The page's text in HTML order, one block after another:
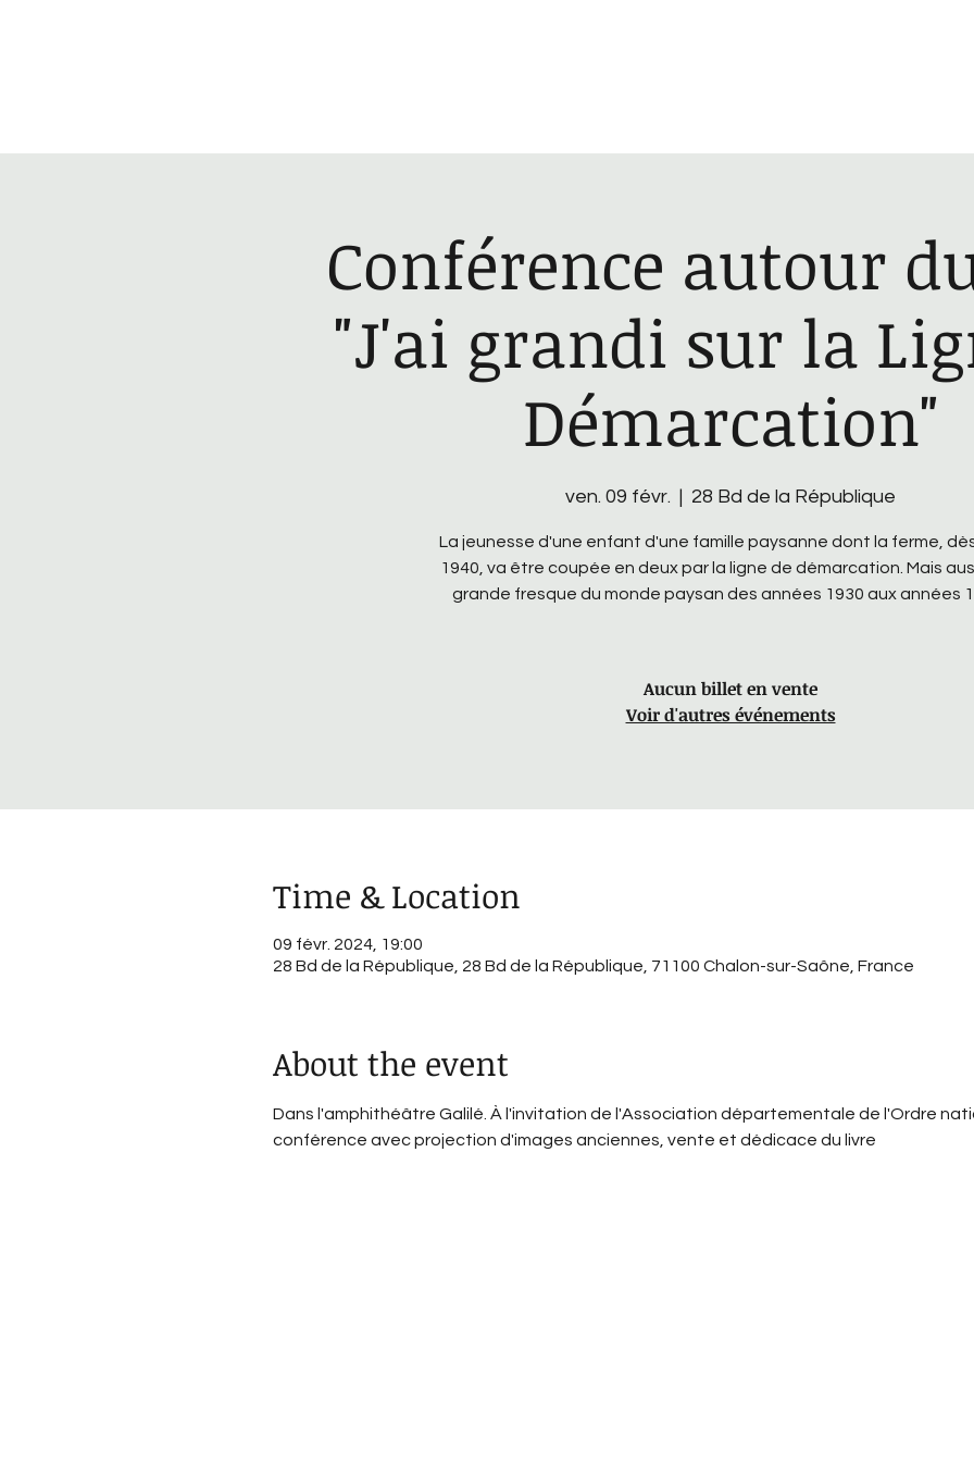
Conférence autour
"J'ai grandi sur la
Démarcation"
ven. 09 févr.
  |
28 Bd de la République
La jeunesse d'une enfant d'une famille paysanne dont la ferme,
1940, va être coupée en deux par la ligne de démarcation. Mais
grande fresque du monde paysan des années 1930 aux années
Aucun billet en vente
Voir d'autres événements
Time & Location
09 févr. 2024, 19:00
28 Bd de la République, 28 Bd de la République, 71100 Chalon-sur-Saône, France
About the event
Dans l'amphithéâtre Galilé. À l'invitation de l'Association départementale de l'Ordre
conférence avec projection d'images anciennes, vente et dédicace du livre